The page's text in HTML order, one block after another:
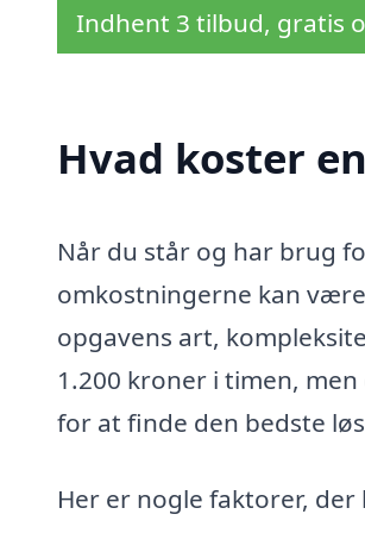
Indhent 3 tilbud, gratis
Hvad koster
Når du står og har brug
omkostningerne kan
opgavens art,
1.200 kroner i timen,
for at finde den bedste
Her er nogle faktorer,